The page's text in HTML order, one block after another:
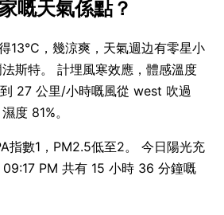
嘅天氣係點？
13°C，幾涼爽，天氣週边有零星小
斯特。 計埋風寒效應，體感溫度
27 公里/小時嘅風從 west 吹過
度 81%。
數1，PM2.5低至2。 今日陽光充
PM 共有 15 小時 36 分鐘嘅